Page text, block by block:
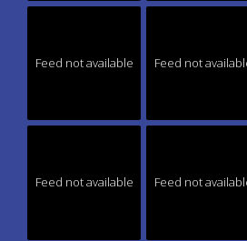
Feed not available Feed not
Feed not available Feed not